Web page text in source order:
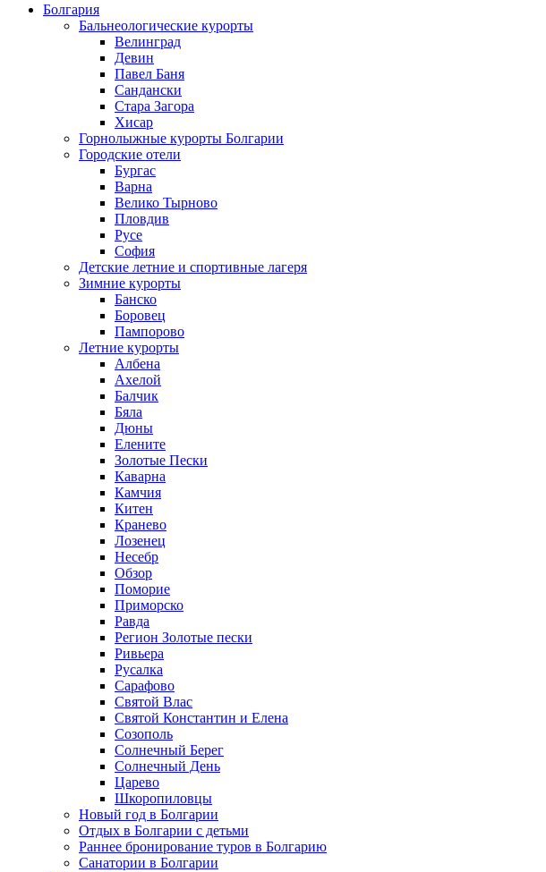
Болгария
Бальнеологические курорты
Велинград
Девин
Павел Баня
Сандански
Стара Загора
Хисар
Горнолыжные курорты Болгарии
Городские отели
Бургас
Варна
Велико Тырново
Пловдив
Русе
София
Детские летние и спортивные лагеря
Зимние курорты
Банско
Боровец
Пампорово
Летние курорты
Албена
Ахелой
Балчик
Бяла
Дюны
Елените
Золотые Пески
Каварна
Камчия
Китен
Кранево
Лозeнец
Несебр
Обзор
Поморие
Приморско
Равда
Регион Золотые пески
Ривьера
Русалка
Сарафово
Святой Влас
Святой Константин и Елена
Созополь
Солнечный Берег
Солнечный День
Царево
Шкоропиловцы
Новый год в Болгарии
Отдых в Болгарии с детьми
Раннее бронирование туров в Болгарию
Санатории в Болгарии